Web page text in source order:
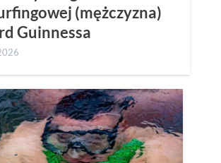
(mężczyzna)
Guinnessa